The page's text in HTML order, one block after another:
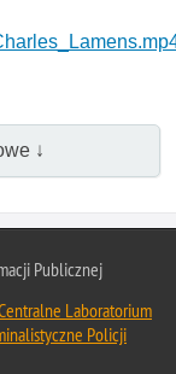
↓
Publicznej
Laboratorium
Policji